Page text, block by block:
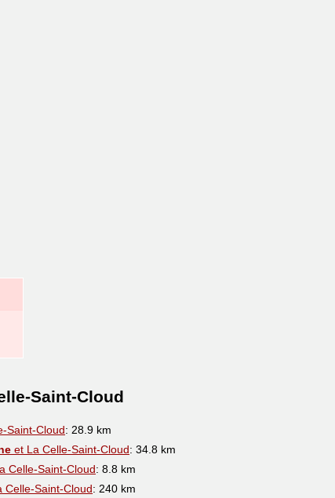
Saint-Cloud
Saint-Cloud: 28.9 km
et La Celle-Saint-Cloud: 34.8 km
Celle-Saint-Cloud: 8.8 km
Celle-Saint-Cloud: 240 km